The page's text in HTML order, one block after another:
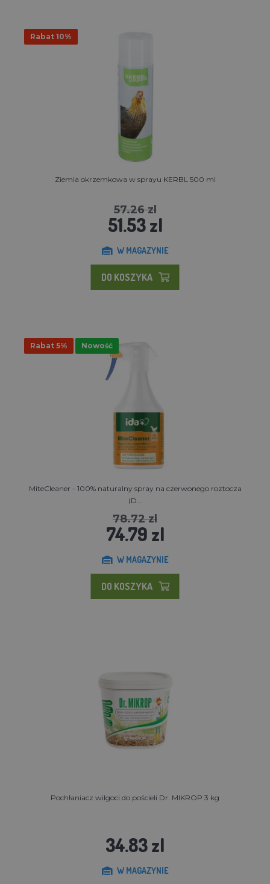
Rabat 10%
Ziemia okrzemkowa w sprayu KERBL 500 ml
57.26 zl
51.53 zl
W MAGAZYNIE
DO KOSZYKA
Rabat 5% Nowość
MiteCleaner - 100% naturalny spray na czerwonego roztocza
(D...
78.72 zl
74.79 zl
W MAGAZYNIE
DO KOSZYKA
Pochłaniacz wilgoci do pościeli Dr. MIKROP 3 kg
34.83 zl
W MAGAZYNIE